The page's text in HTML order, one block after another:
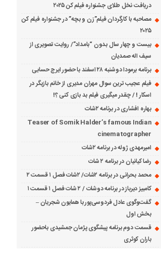
دریافت نخل طلای جشنواره فیلم کن ۲۰۲۵
مصاحبه با کارگردان فیلم”زن و بچه” در جشنواره فیلم کن
۲۰۲۵
بیست و چهار سال بدون “بامداد”/ روایت تصویری از
سیف اله صمدیان
برنامه برمودا دوشنبه ۲۸ اسفند با حضور ایرج حسابی
فیلم عجیب ترین سوال مهران مدیری از خانم بازیگر در
اسکار ! / چقدر میگیری فیلم بد بازی کنی ؟!
بهاره افشاری در برنامه ۲شات
Teaser of Somik Halder’s famous Indian
cinematographer
امیرمهدی ژوله در برنامه ۲شات
رضا کیانیان در برنامه ۲ شات
محمد بحرانی در برنامه ۲شات/ ۲شات فصل ۱ قسمت ۲
کامبیز دیرباز در برنامه دوشات / ۲ شات فصل ۱ قسمت ۱
گفت‌وگوی عادل فردوسی‌پور با همایون شجریان –
بخش اول
قسمت دوم برنامه پیشگوی پژمان جمشیدی باحضور
باران کوثری